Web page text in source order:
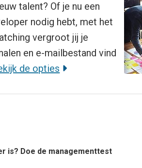
talent? Of je nu een
nodig hebt, met het
vergroot jij je
en e-mailbestand vind
de opties
is? Doe de managementtest